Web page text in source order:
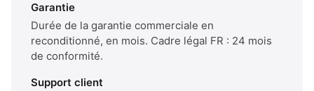
Garantie
Durée de la garantie commerciale en
reconditionné, en mois. Cadre légal FR : 24 mois
de conformité.
Support client